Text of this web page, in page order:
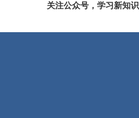
关注公众号，学习新知识